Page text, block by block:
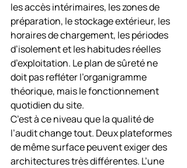
les accès intérimaires, les zones de
préparation, le stockage extérieur, les
horaires de chargement, les périodes
d’isolement et les habitudes réelles
d’exploitation. Le plan de sûreté ne
doit pas refléter l’organigramme
théorique, mais le fonctionnement
quotidien du site.
C’est à ce niveau que la qualité de
l’audit change tout. Deux plateformes
de même surface peuvent exiger des
architectures très différentes. L’une